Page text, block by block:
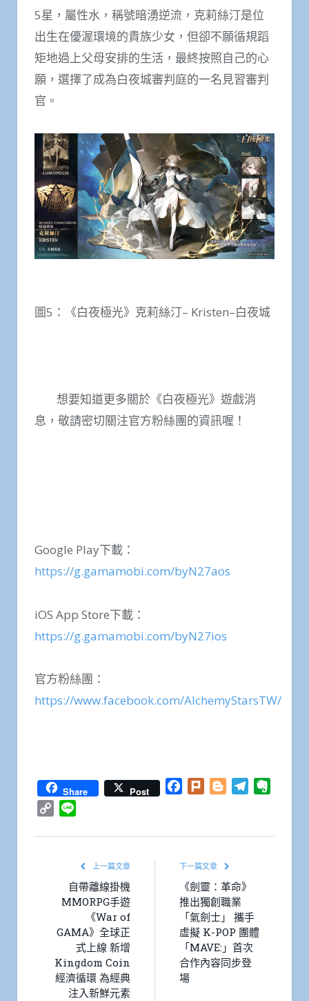
5星，屬性水，稱號暗湧逆流，克莉絲汀是位
出生在優渥環境的貴族少女，但卻不願循規蹈
矩地過上父母安排的生活，最終按照自己的心
願，選擇了成為白夜城審判庭的一名見習審判
官。
圖5：《白夜極光》克莉絲汀– Kristen–白夜城
想要知道更多關於《白夜極光》遊戲消
息，敬請密切關注官方粉絲團的資訊喔！
Google Play下載：
https://g.gamamobi.com/byN27aos
iOS App Store下載：
https://g.gamamobi.com/byN27ios
官方粉絲團：
https://www.facebook.com/AlchemyStarsTW/
Share Post Facebook
Plurk BloggerTelegram
Copy
上一篇文章
自帶離線掛機
MMORPG手遊
《War of
GAMA》全球正
式上線 新增
Kingdom Coin
經濟循環 為經典
注入新鮮元素
下一篇文章
《劍靈：革命》
推出獨創職業
「氣劍士」 攜手
虛擬 K-POP 團體
「MAVE:」首次
合作內容同步登
場